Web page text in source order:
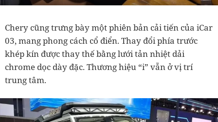
Chery cũng trưng bày một phiên bản cải tiến của iCar
03, mang phong cách cổ điển. Thay đổi phía trước
khép kín được thay thế bằng lưới tản nhiệt dải
chrome dọc dày đặc. Thương hiệu “i” vẫn ở vị trí
trung tâm.